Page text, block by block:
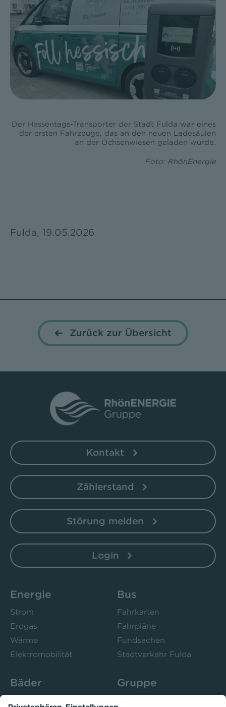
Der Hessentags-Transporter der Stadt Fulda war eines
der ersten Fahrzeuge, das an den neuen Ladesäulen
an der Ochsenwiesen geladen wurde.
Foto: RhönEnergie
Fulda, 19.05.2026
Zurück zur Übersicht
Kontakt
Zählerstand
Störung melden
Login
Energie
Strom
Erdgas
Wärme
Elektromobilität
Bus
Fahrkarten
Fahrpläne
Fundsachen
Stadtverkehr Fulda
Bäder Gruppe